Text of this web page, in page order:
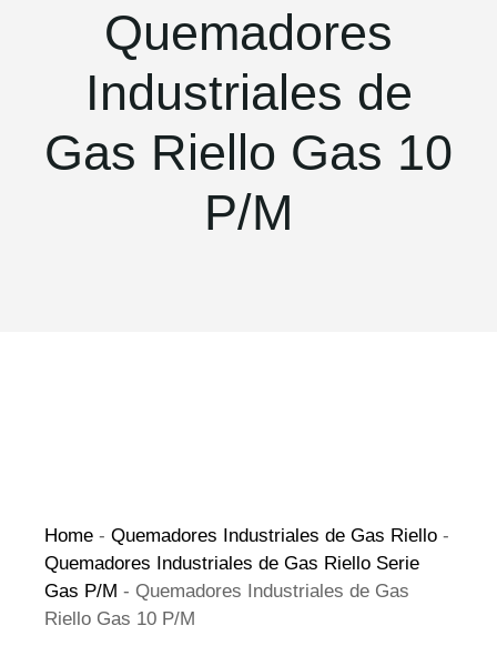
Quemadores
Industriales de
Gas Riello Gas 10
P/M
Home - Quemadores Industriales de Gas Riello -
Quemadores Industriales de Gas Riello Serie
Gas P/M - Quemadores Industriales de Gas
Riello Gas 10 P/M